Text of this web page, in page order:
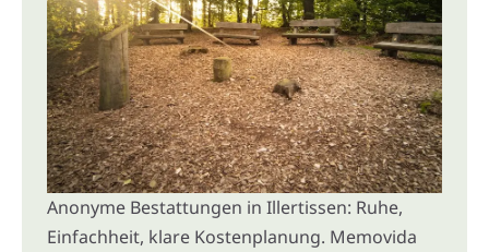
Anonyme Bestattungen in Illertissen: Ruhe,
Einfachheit, klare Kostenplanung. Memovida